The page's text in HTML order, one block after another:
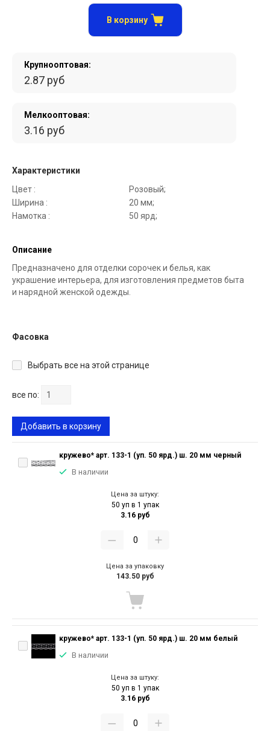
Крупнооптовая:
2.87 руб
Мелкооптовая:
3.16 руб
Характеристики
Цвет :
Розовый;
Ширина :
20 мм;
Намотка :
50 ярд;
Описание
Предназначено для отделки сорочек и белья, как
украшение интерьера, для изготовления предметов быта
и нарядной женской одежды.
В корзину
Фасовка
Выбрать все на этой странице
все по:
Добавить в корзину
кружево* арт. 133-1 (уп. 50 ярд.) ш. 20 мм черный
В наличии
Цена за штуку:
50 уп в 1 упак
3.16 руб
Цена за упаковку
143.50 руб
кружево* арт. 133-1 (уп. 50 ярд.) ш. 20 мм белый
В наличии
Цена за штуку:
50 уп в 1 упак
3.16 руб